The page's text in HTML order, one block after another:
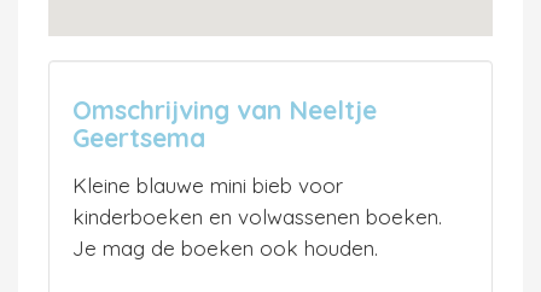
Omschrijving van Neeltje
Geertsema
Kleine blauwe mini bieb voor
kinderboeken en volwassenen boeken.
Je mag de boeken ook houden.